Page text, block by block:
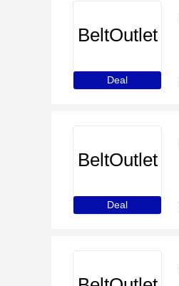
BeltOutlet
Deal
BeltOutlet
Deal